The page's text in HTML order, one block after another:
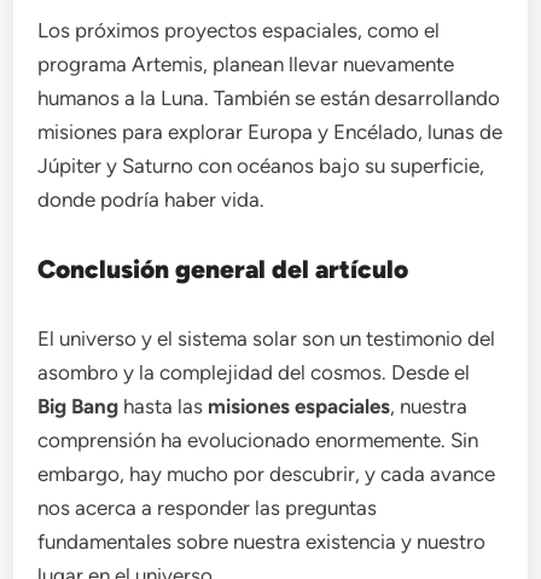
Los próximos proyectos espaciales, como el
programa Artemis, planean llevar nuevamente
humanos a la Luna. También se están desarrollando
misiones para explorar Europa y Encélado, lunas de
Júpiter y Saturno con océanos bajo su superficie,
donde podría haber vida.
Conclusión general del artículo
El universo y el sistema solar son un testimonio del
asombro y la complejidad del cosmos. Desde el
Big Bang hasta las misiones espaciales, nuestra
comprensión ha evolucionado enormemente. Sin
embargo, hay mucho por descubrir, y cada avance
nos acerca a responder las preguntas
fundamentales sobre nuestra existencia y nuestro